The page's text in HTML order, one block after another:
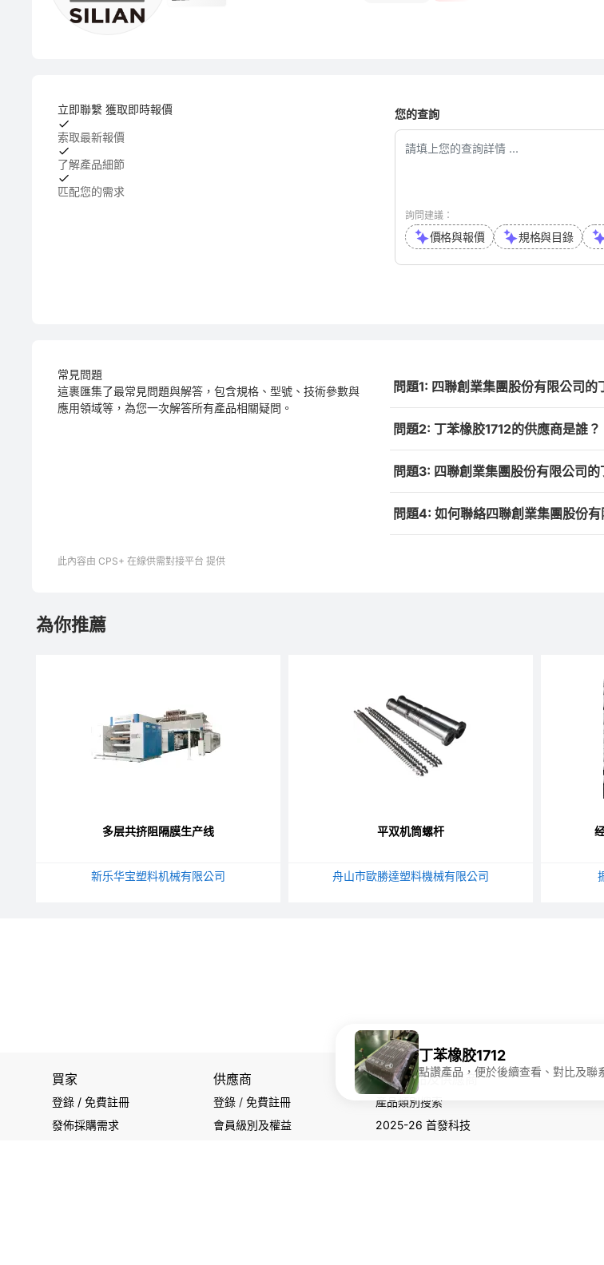
立即聯繫 獲取即時報價
索取最新報價
了解產品細節
匹配您的需求
您的查詢
詢問建議：
價格與報價 規格與目錄
常見問題
這裹匯集了最常見問題與解答，包含規格、型號、技術參數與
應用領域等，為您一次解答所有產品相關疑問。
問題1: 四聯創業集團股份有限公司
問題2: 丁苯橡胶1712的供應商是誰？
問題3: 四聯創業集團股份有限公司
問題4: 如何聯絡四聯創業集團股份
此內容由 CPS+ 在線供需對接平台 提供
丁苯橡胶1712
點讚產品，便於後續查看、對比及聯
為你推薦
多层共挤阻隔膜生产线
新乐华宝塑料机械有限公司
平双机筒螺杆
舟山市歐勝達塑料機械有限公司
買家
登錄 / 免費註冊
發佈採購需求
供應商
登錄 /免費註冊
會員級別及權益
尋找產品及供應商
產品類別搜索
2025-26 首發科技